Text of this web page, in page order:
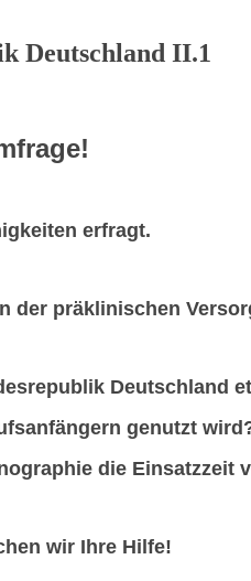
Deutschland II.1
erfragt.
der präklinischen
Deutschland
genutzt
die Einsatzzeit
wir Ihre Hilfe!